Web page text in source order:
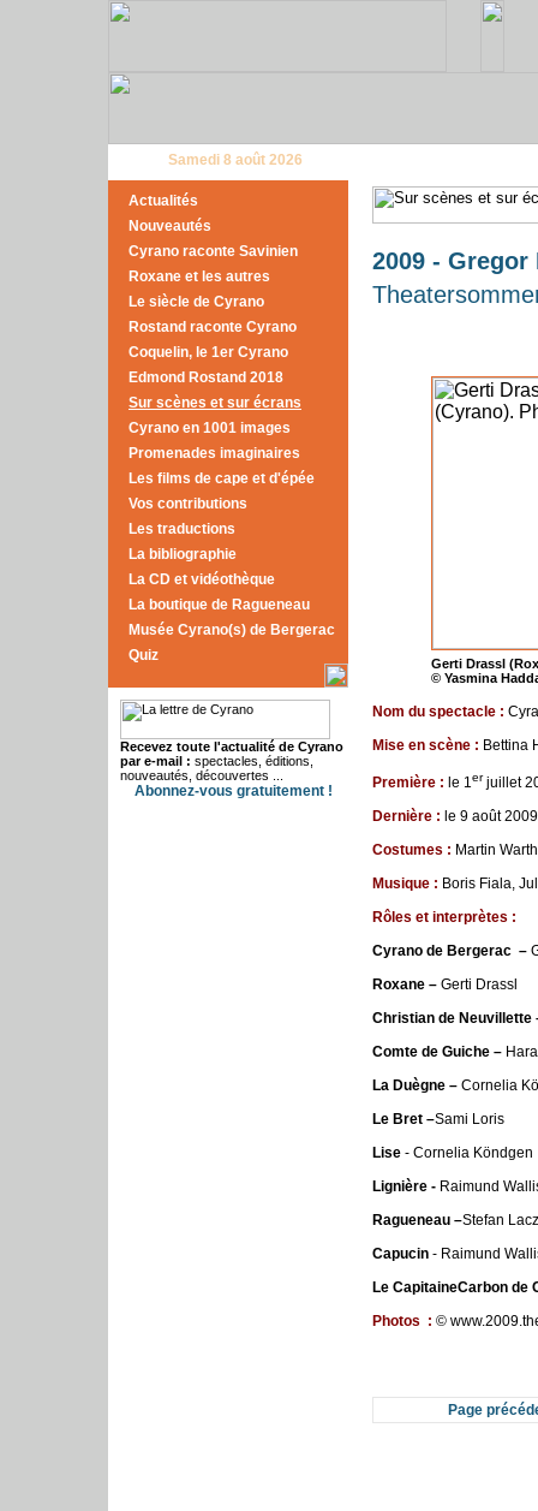
Samedi 8 août 2026
Actualités
Nouveautés
Cyrano raconte Savinien
Roxane et les autres
Le siècle de Cyrano
Rostand raconte Cyrano
Coquelin, le 1er Cyrano
Edmond Rostand 2018
Sur scènes et sur écrans
Cyrano en 1001 images
Promenades imaginaires
Les films de cape et d'épée
Vos contributions
Les traductions
La bibliographie
La CD et vidéothèque
La boutique de Ragueneau
Musée Cyrano(s) de Bergerac
Quiz
Recevez toute l'actualité de Cyrano
par e-mail : spectacles, éditions,
nouveautés, découvertes ...
Abonnez-vous gratuitement !
2009 - Gregor
Gerti Drassl
© Yasmina
Nom du spectacle :
Mise en scène : Bettina
Première : le 1er juillet
Dernière : le 9 août 2009
Costumes : Martin Warth
Musique : Boris Fiala,
Rô les et interprètes :
Cyrano de Bergerac –
Roxane – Gerti Drassl
Christian de Neuvillette
Comte de Guiche –
La Duègne – Cornelia
Le Bret –Sami Loris
Lise - Cornelia Köndgen
Lignière - Raimund
Ragueneau –Stefan
Capucin - Raimund
Le CapitaineCarbon de
Photos : © www.
Page